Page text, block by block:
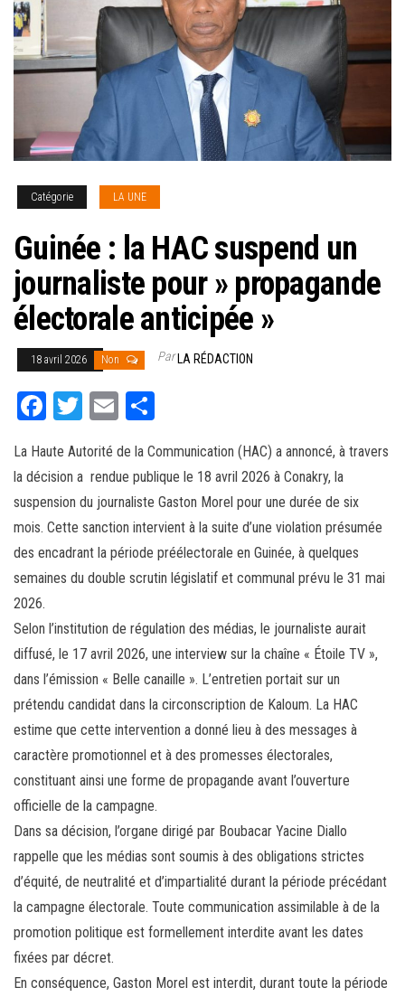
Catégorie LA UNE
Guinée : la HAC suspend un
journaliste pour » propagande
électorale anticipée »
18 avril 2026 Non ParLA RÉDACTION
Fa
bo
ok
T
tt
er
E
ail ag
er
La Haute Autorité de la Communication (HAC) a annoncé, à travers
la décision a rendue publique le 18 avril 2026 à Conakry, la
suspension du journaliste Gaston Morel pour une durée de six
mois. Cette sanction intervient à la suite d’une violation présumée
des encadrant la période préélectorale en Guinée, à quelques
semaines du double scrutin législatif et communal prévu le 31 mai
2026.
Selon l’institution de régulation des médias, le journaliste aurait
diffusé, le 17 avril 2026, une interview sur la chaîne « Étoile TV »,
dans l’émission « Belle canaille ». L’entretien portait sur un
prétendu candidat dans la circonscription de Kaloum. La HAC
estime que cette intervention a donné lieu à des messages à
caractère promotionnel et à des promesses électorales,
constituant ainsi une forme de propagande avant l’ouverture
officielle de la campagne.
Dans sa décision, l’organe dirigé par Boubacar Yacine Diallo
rappelle que les médias sont soumis à des obligations strictes
d’équité, de neutralité et d’impartialité durant la période précédant
la campagne électorale. Toute communication assimilable à de la
promotion politique est formellement interdite avant les dates
fixées par décret.
En conséquence, Gaston Morel est interdit, durant toute la période